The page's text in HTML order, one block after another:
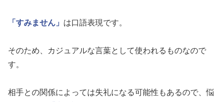
「すみません」 は口語表現です。
そのため、カジュアルな言葉として使われるものなので
す。
相手との関係によっては失礼になる可能性もあるので、悩